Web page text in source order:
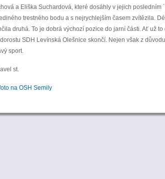
a Eliška Suchardová, které dosáhly v jejich posledním
trestného bodu a s nejrychlejším časem zvítězila.
druhá. To je dobrá výchozí pozice do jarní části. Ať už
SDH Levínská Olešnice skončí. Nejen však z
sport.
st.
na OSH Semily